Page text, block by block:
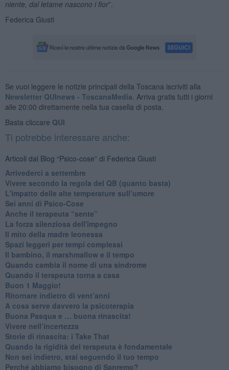
niente, dal letame nascono i fior”.
Federica Giusti
Se vuoi leggere le notizie principali della Toscana iscriviti alla
Newsletter QUInews - ToscanaMedia. Arriva gratis tutti i giorni
alle 20:00 direttamente nella tua casella di posta.
Basta cliccare QUI
Ti potrebbe interessare anche:
Articoli dal Blog “Psico-cose” di Federica Giusti
​Arrivederci a settembre
​Vivere secondo la regola del QB (quanto basta)
​L'impatto delle alte temperature sull’umore
Sei anni di Psico-Cose
​Anche il terapeuta “sente”
​La forza silenziosa dell'impegno
​Il mito della madre leonessa
Spazi leggeri per tempi complessi
Il bambino, il marshmallow e il tempo
​Quando cambia il nome di una sindrome
​Quando il terapeuta torna a casa
​Buon 1 Maggio!
Ritornare indietro di vent’anni
​A cosa serve davvero la psicoterapia
​Buona Pasqua e … buona rinascita!
​Vivere nell’incertezza
​Storie di rinascita: i Take That
​Quando la rigidità del terapeuta è fondamentale
​Non sei indietro, stai seguendo il tuo tempo
​Perché abbiamo bisogno di Sanremo?